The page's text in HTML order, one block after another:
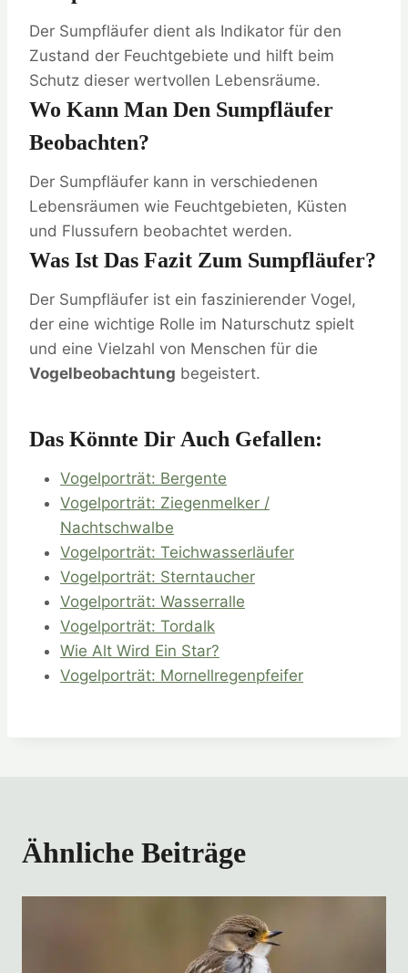
Der Sumpfläufer dient als Indikator für den
Zustand der Feuchtgebiete und hilft beim
Schutz dieser wertvollen Lebensräume.
Wo Kann Man Den Sumpfläufer
Beobachten?
Der Sumpfläufer kann in verschiedenen
Lebensräumen wie Feuchtgebieten, Küsten
und Flussufern beobachtet werden.
Was Ist Das Fazit Zum Sumpfläufer?
Der Sumpfläufer ist ein faszinierender Vogel,
der eine wichtige Rolle im Naturschutz spielt
und eine Vielzahl von Menschen für die
Vogelbeobachtung begeistert.
Das Könnte Dir Auch Gefallen:
Vogelporträt: Bergente
Vogelporträt: Ziegenmelker /
Nachtschwalbe
Vogelporträt: Teichwasserläufer
Vogelporträt: Sterntaucher
Vogelporträt: Wasserralle
Vogelporträt: Tordalk
Wie Alt Wird Ein Star?
Vogelporträt: Mornellregenpfeifer
Ähnliche Beiträge